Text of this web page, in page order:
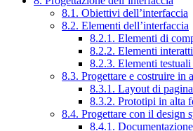
8.1. Obiettivi dell’interfaccia
8.2. Elementi dell’interfaccia
8.2.1. Elementi di
8.2.2. Elementi
8.2.3. Elementi
8.3. Progettare e costruire in
8.3.1. Layout di pagina
8.3.2. Prototipi in alta
8.4. Progettare con il design
8.4.1. Documentazione